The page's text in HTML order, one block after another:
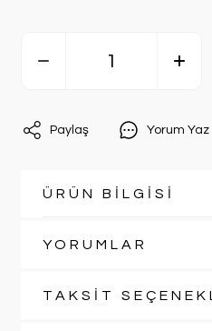
Paylaş Yorum Yaz
ÜRÜN BİLGİSİ
YORUMLAR
TAKSİT